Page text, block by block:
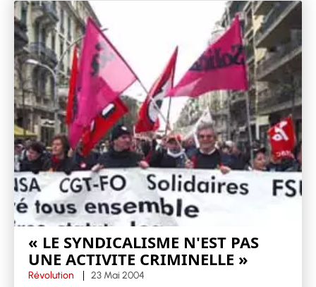
« LE SYNDICALISME N'EST PAS
UNE ACTIVITE CRIMINELLE »
Révolution 23 Mai 2004